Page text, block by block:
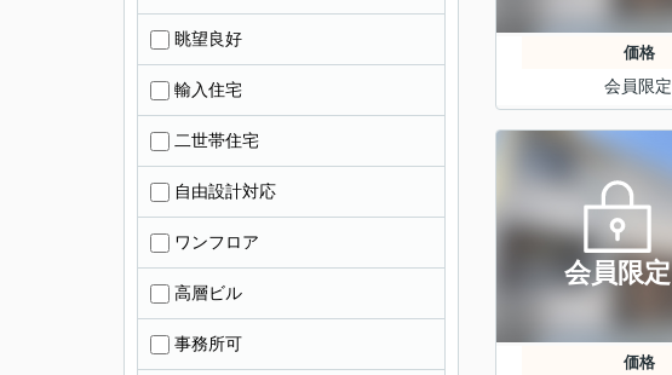
価格
会員限定
会員限定
価格
眺望良好
輸入住宅
二世帯住宅
自由設計対応
ワンフロア
高層ビル
事務所可